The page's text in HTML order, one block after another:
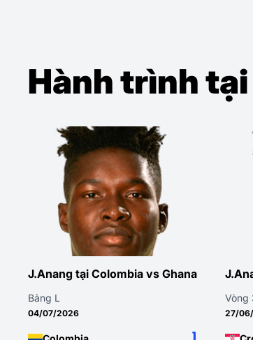
Hành trình
J.Anang tại Colombia vs Ghana
Bảng L
04/07/2026
Vòng
27/